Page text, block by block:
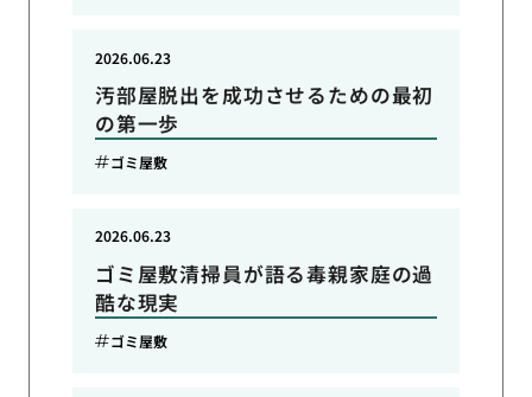
汚部屋脱出を成功させるための最初
の第一歩
2026.06.23
ゴミ屋敷
ゴミ屋敷清掃員が語る毒親家庭の過
酷な現実
2026.06.23
ゴミ屋敷